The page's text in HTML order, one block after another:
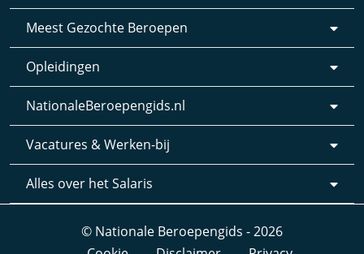
Meest Gezochte Beroepen
Opleidingen
NationaleBeroepengids.nl
Vacatures & Werken-bij
Alles over het Salaris
© Nationale Beroepengids - 2026